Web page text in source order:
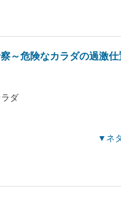
～危険なカラダの過激仕
ダ
ネ